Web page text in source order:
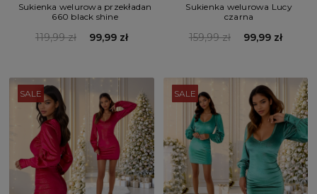
Sukienka welurowa przekładan
660 black shine
119,99 zł 99,99 zł
Sukienka welurowa Lucy
czarna
159,99 zł 99,99 zł
SALE SALE